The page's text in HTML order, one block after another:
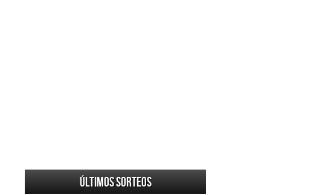
Últimos sorteos